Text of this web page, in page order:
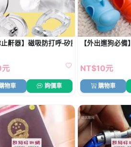
尺止鼾器】磁吸防打呼-矽膠睡眠改善神器
物車 詢價車
【外出遛狗必
NT$10元
購物車